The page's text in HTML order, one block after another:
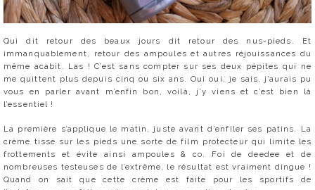
Qui dit retour des beaux jours dit retour des nus-pieds. Et
immanquablement, retour des ampoules et autres réjouissances du
même acabit. Las ! C’est sans compter sur ses deux pépites qui ne
me quittent plus depuis cinq ou six ans. Oui oui, je sais, j’aurais pu
vous en parler avant m’enfin bon, voilà, j’y viens et c’est bien là
l’essentiel !
La première s’applique le matin, juste avant d’enfiler ses patins. La
crème tisse sur les pieds une sorte de film protecteur qui limite les
frottements et évite ainsi ampoules & co. Foi de deedee et de
nombreuses testeuses de l’extrême, le résultat est vraiment dingue !
Quand on sait que cette crème est faite pour les sportifs de